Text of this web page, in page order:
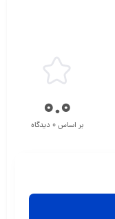
0.0
بر اساس 0 دیدگاه